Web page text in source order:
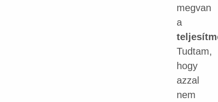
megvan
a
Tudtam,
hogy
azzal
nem